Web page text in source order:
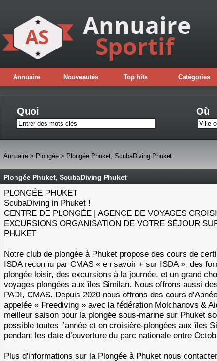
Annuaire Nouveautés Top hits Catégories
Quoi Où
Annuaire > Plongée > Plongée Phuket, ScubaDiving Phuket
Plongée Phuket, ScubaDiving Phuket
PLONGÉE PHUKET
ScubaDiving in Phuket !
CENTRE DE PLONGÉE | AGENCE DE VOYAGES
EXCURSIONS ORGANISATION DE VOTRE SÉJOUR
PHUKET
Notre club de plongée à Phuket propose des cours de
ISDA reconnu par CMAS « en savoir + sur ISDA », des
plongée loisir, des excursions à la journée, et un grand
voyages plongées aux îles Similan. Nous offrons aussi
PADI, CMAS. Depuis 2020 nous offrons des cours
appelée « Freediving » avec la fédération Molchanovs &
meilleur saison pour la plongée sous-marine sur Phuket
possible toutes l’année et en croisière-plongées aux îles
pendant les date d’ouverture du parc nationale entre
Plus d'informations sur la Plongée à Phuket nous